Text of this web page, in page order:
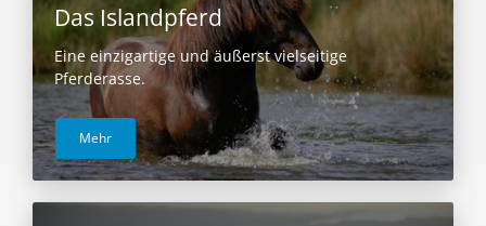
Das Islandpferd
Eine einzigartige und äußerst vielseitige
Pferderasse.
Mehr